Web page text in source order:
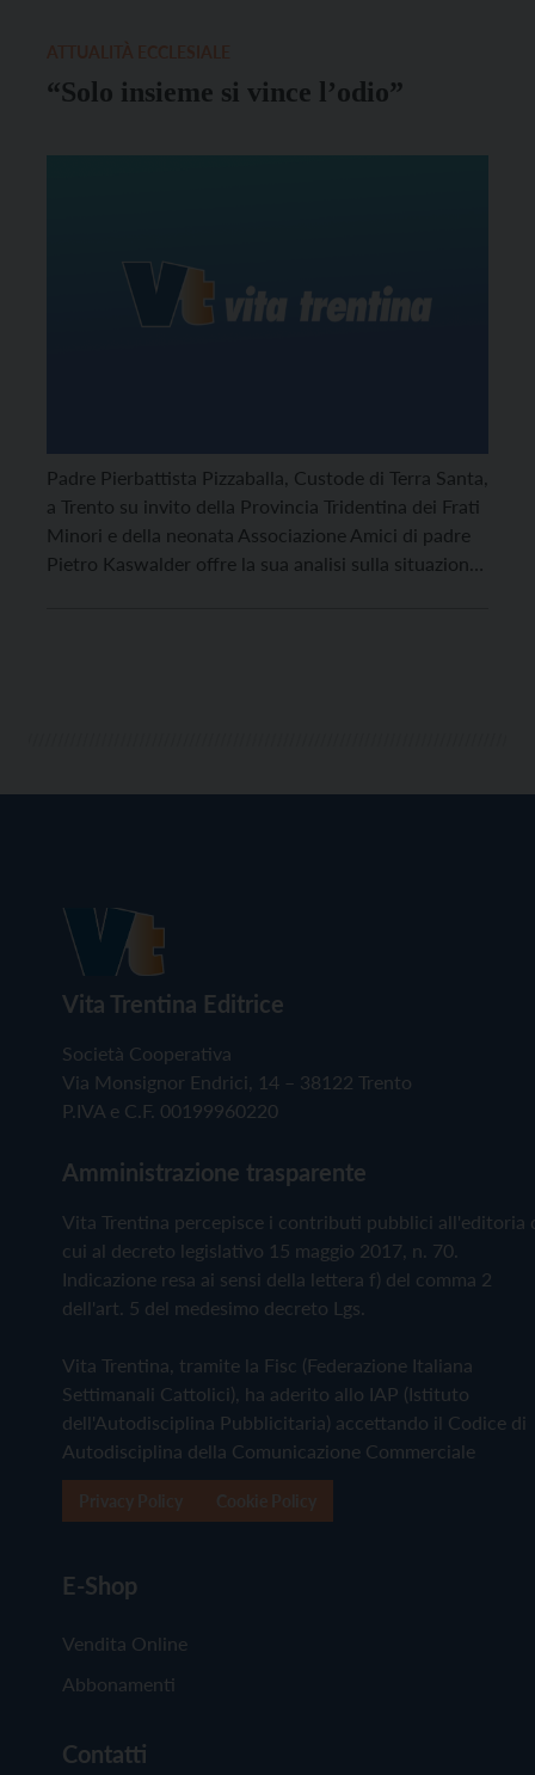
“Solo insieme si vince l’odio”
Padre Pierbattista Pizzaballa, Custode di Terra Santa,
a Trento su invito della Provincia Tridentina dei Frati
Minori e della neonata Associazione Amici di padre
Pietro Kaswalder offre la sua analisi sulla situazione
Vita Trentina Editrice
Società Cooperativa
Via Monsignor Endrici, 14 – 38122 Trento
P.IVA e C.F. 00199960220
Amministrazione trasparente
Vita Trentina percepisce i contributi pubblici all'editoria
cui al decreto legislativo 15 maggio 2017, n. 70.
Indicazione resa ai sensi della lettera f) del comma 2
dell'art. 5 del medesimo decreto Lgs.
Vita Trentina, tramite la Fisc (Federazione Italiana
Settimanali Cattolici), ha aderito allo IAP (Istituto
dell'Autodisciplina Pubblicitaria) accettando il Codice di
Autodisciplina della Comunicazione Commerciale
E-Shop
Vendita Online
Abbonamenti
Contatti